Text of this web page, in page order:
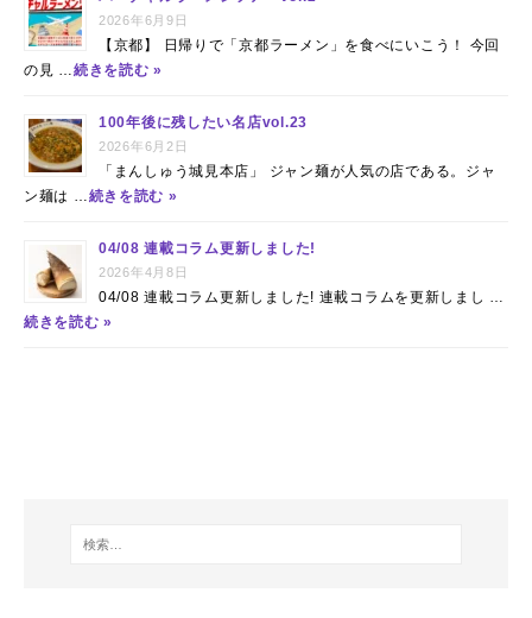
2026年6月9日
【京都】 日帰りで「京都ラーメン」を食べにいこう！ 今回
の見 … 続きを読む »
100年後に残したい名店vol.23
2026年6月2日
「まんしゅう城見本店」 ジャン麺が人気の店である。ジャ
ン麺は … 続きを読む »
04/08 連載コラム更新しました!
2026年4月8日
04/08 連載コラム更新しました! 連載コラムを更新しまし …
続きを読む »